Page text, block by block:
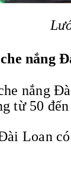
nắng
nắng
từ 50
Loan có